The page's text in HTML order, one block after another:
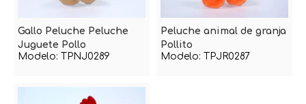
Gallo Peluche Peluche
Juguete Pollo
Modelo: TPNJ0289
Peluche animal de granja
Pollito
Modelo: TPJR0287